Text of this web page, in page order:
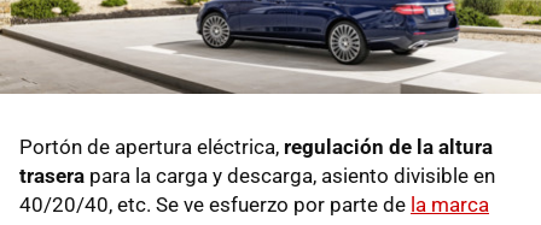
Portón de apertura eléctrica, regulación de la altura
trasera para la carga y descarga, asiento divisible en
40/20/40, etc. Se ve esfuerzo por parte de la marca